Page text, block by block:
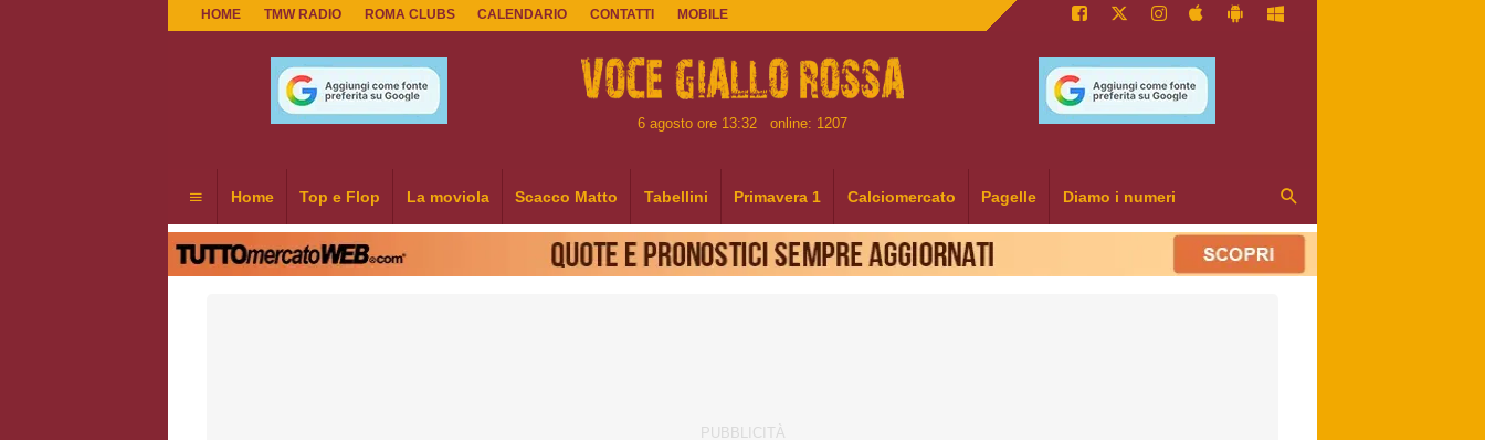
HOME TMW RADIO ROMA CLUBS CALENDARIO CONTATTI MOBILE
6 agosto ore 13:32 online: 1207
Home Top e Flop La moviola Scacco Matto Tabellini Primavera 1 Calciomercato Pagelle Diamo i numeri